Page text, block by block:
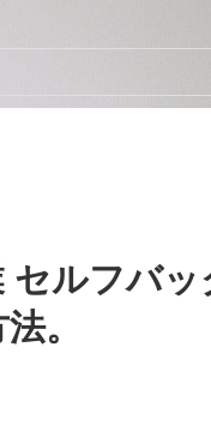
セルフバ
。